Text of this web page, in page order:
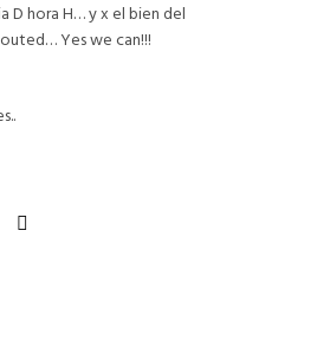
D hora H… y x el bien del
Yes we can!!!